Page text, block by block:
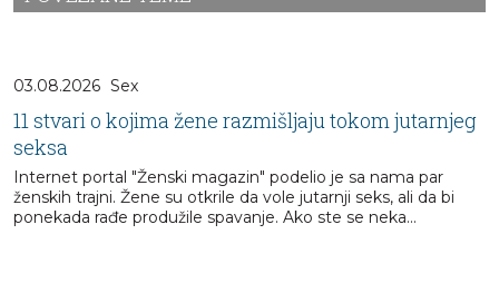
03.08.2026 Sex
11 stvari o kojima žene razmišljaju tokom jutarnjeg
seksa
Internet portal "Ženski magazin" podelio je sa nama par
ženskih trajni. Žene su otkrile da vole jutarnji seks, ali da bi
ponekada rađe produžile spavanje. Ako ste se neka...